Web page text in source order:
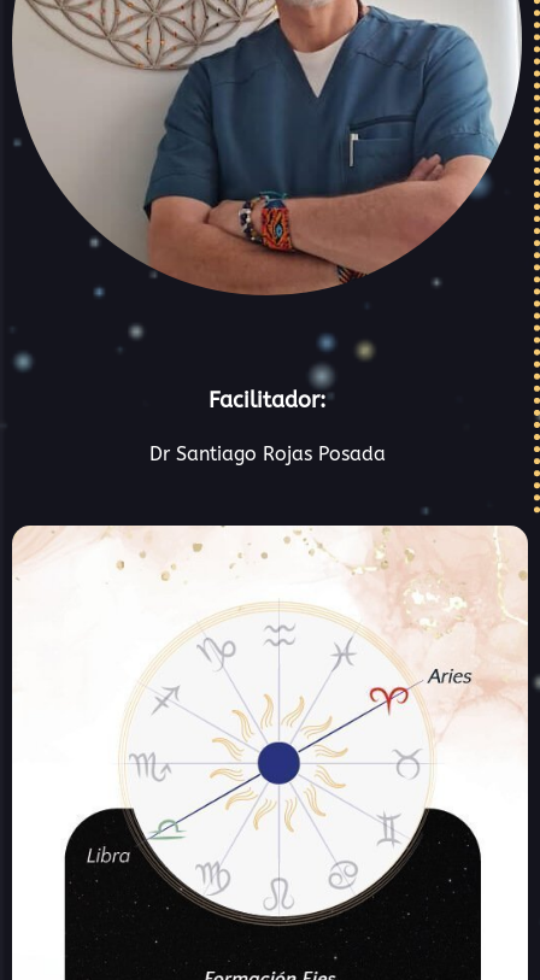
Facilitador:
Dr Santiago Rojas Posada